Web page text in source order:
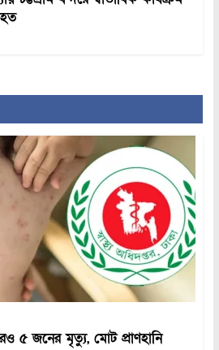
৫ জনের মৃত্যু, মোট প্রাণহানি